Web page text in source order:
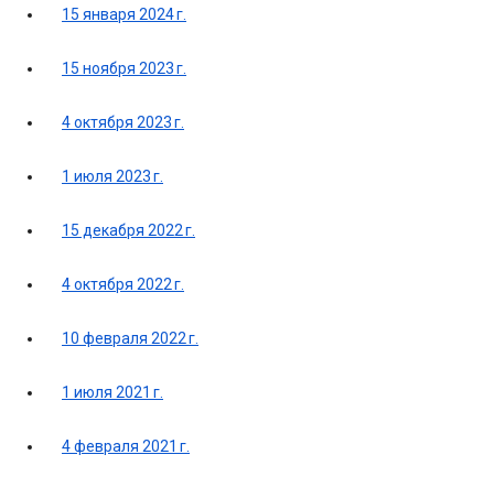
15 января 2024 г.
15 ноября 2023 г.
4 октября 2023 г.
1 июля 2023 г.
15 декабря 2022 г.
4 октября 2022 г.
10 февраля 2022 г.
1 июля 2021 г.
4 февраля 2021 г.